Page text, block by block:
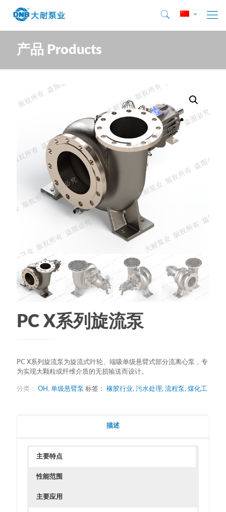
产品 Products
PC X系列旋流泵
PC X系列旋流泵为旋流式叶轮、端吸单级悬臂式部分流离心泵，专
为实现大颗粒或纤维介质的无损输送而设计。
分类： OH , 单级悬臂泵 标签： 橡胶行业, 污水处理, 流程泵, 煤化工
描述
主要特点
性能范围
主要应用